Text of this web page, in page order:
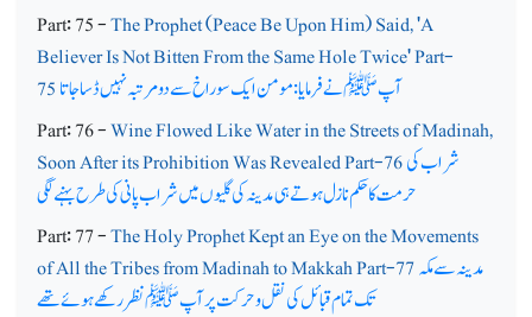
Part: 75 -The Prophet (Peace Be Upon Him) Said, 'A
Believer Is Not Bitten From the Same Hole Twice' Part-
75آپﷺ نے فرمایا: مومن ایک سوراخ سے دو مرتبہ نہیں ڈسا جاتا
Part: 76 -Wine Flowed Like Water in the Streets of Madinah,
Soon After its Prohibition Was Revealed Part-76شراب کی
حرمت کا حکم نازل ہوتے ہی مدینہ کی گلیوں میں شراب پانی کی طرح بہنے لگی
Part: 77 -The Holy Prophet Kept an Eye on the Movements
of All the Tribes from Madinah to Makkah Part-77مدینہ سے مکہ
تک تمام قبائل کی نقل وحرکت پرآپ ﷺ نظر رکھے ہوئے تھے